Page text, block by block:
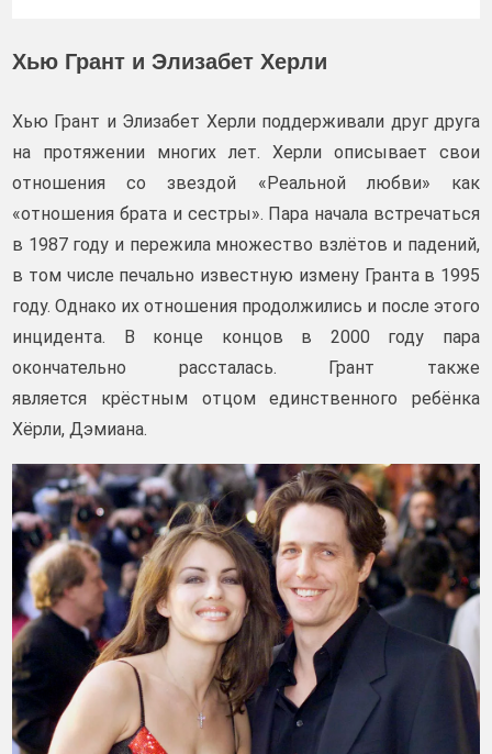
Хью Грант и Элизабет Херли
Хью Грант и Элизабет Херли поддерживали друг друга
на протяжении многих лет. Херли описывает свои
отношения со звездой «Реальной любви» как
«отношения брата и сестры». Пара начала встречаться
в 1987 году и пережила множество взлётов и падений,
в том числе печально известную измену Гранта в 1995
году. Однако их отношения продолжились и после этого
инцидента. В конце концов в 2000 году пара
окончательно рассталась. Грант также
является крёстным отцом единственного ребёнка
Хёрли, Дэмиана.